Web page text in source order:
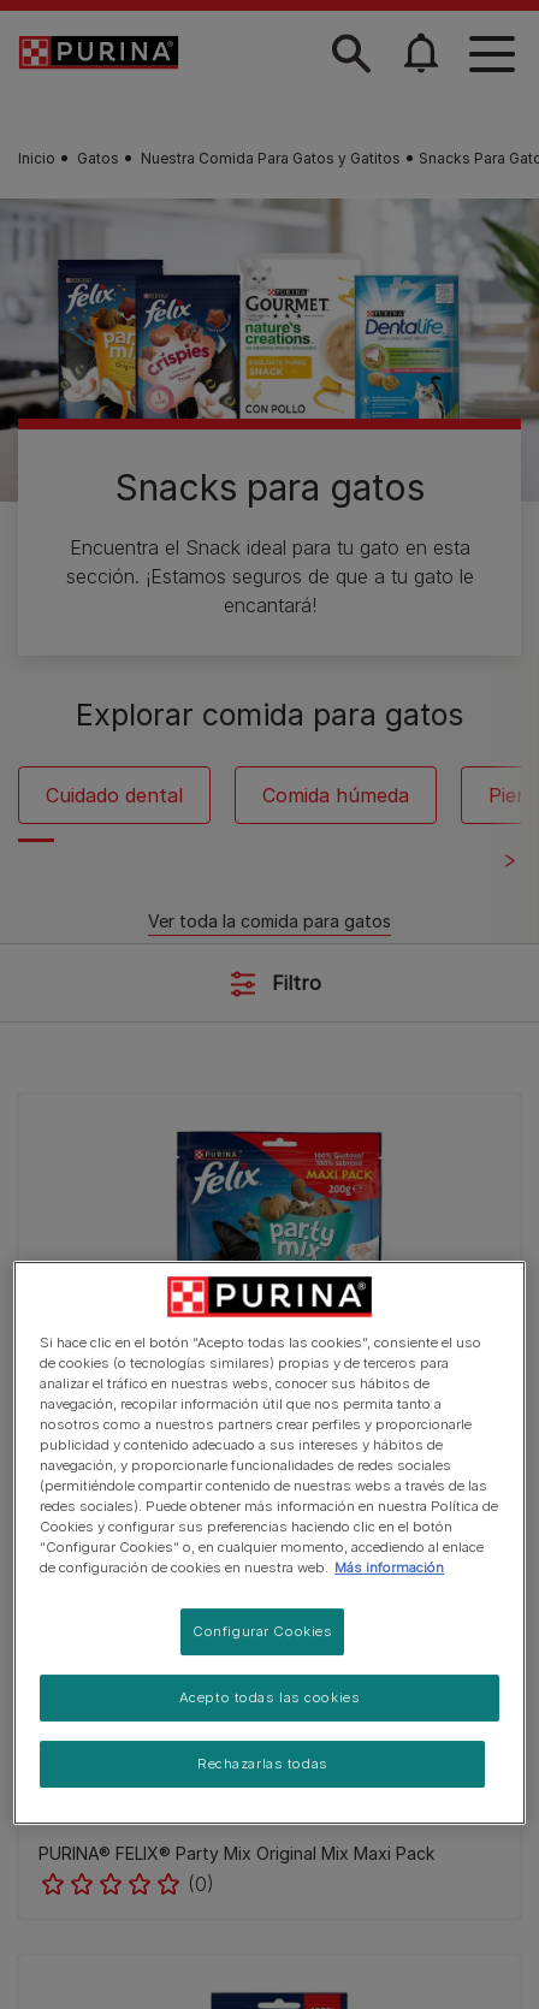
Skip to main content
Inicio Gatos Nuestra Comida Para Gatos y Gatitos Snacks Para
Snacks para gatos
Encuentra el Snack ideal para tu gato en esta
sección. ¡Estamos seguros de que a tu gato le
encantará!
Explorar comida para gatos
Cuidado dental Comida húmeda
Ver toda la comida para gatos
Filtro
PURINA® FELIX® Party Mix Ocean Maxi Pack
(0)
PURINA® FELIX® Party Mix Original Mix Maxi Pack
(0)
Si hace clic en el botón “Acepto todas las cookies”, consiente el uso
de cookies (o tecnologías similares) propias y de terceros para
analizar el tráfico en nuestras webs, conocer sus hábitos de
navegación, recopilar información útil que nos permita tanto a
nosotros como a nuestros partners crear perfiles y proporcionarle
publicidad y contenido adecuado a sus intereses y hábitos de
navegación, y proporcionarle funcionalidades de redes sociales
(permitiéndole compartir contenido de nuestras webs a través de las
redes sociales). Puede obtener más información en nuestra Política de
Cookies y configurar sus preferencias haciendo clic en el botón
“Configurar Cookies” o, en cualquier momento, accediendo al enlace
de configuración de cookies en nuestra web. Más información
Configurar Cookies
Rechazarlas todas
Acepto todas las cookies